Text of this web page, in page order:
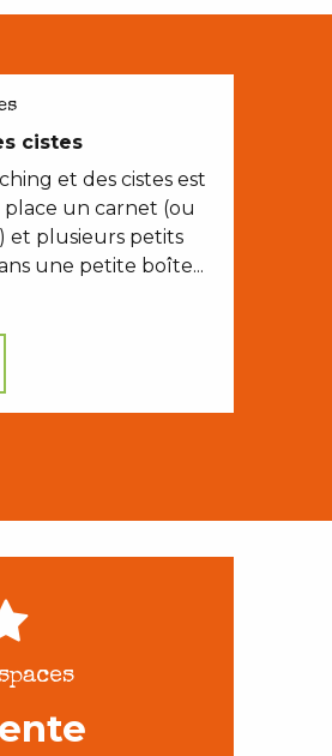
cistes
et des cistes est
place un carnet (ou
et plusieurs petits
une petite boîte...